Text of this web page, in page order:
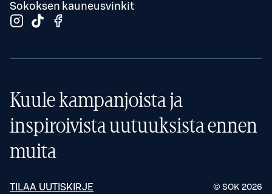
Sokoksen kauneusvinkit
Kuule kampanjoista ja
inspiroivista uutuuksista ennen
muita
TILAA UUTISKIRJE © SOK 2026